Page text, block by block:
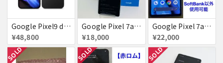
Google Pixel9 docomo Obsidian SIMフリー 送料無料
¥48,800
Google Pixel 7a 128GB 新品同様 SIMフリー 赤ロム SoftBank ジャンク シー 送料無料
¥18,000
Google Pixel 7a Pixel7a 赤ロム
¥22,000
SOLD SOLD SOLD